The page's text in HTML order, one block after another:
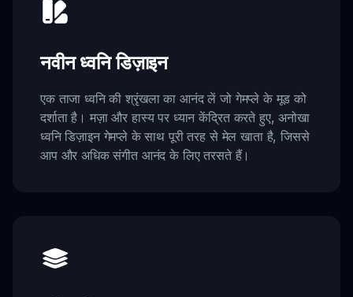
नवीन ध्वनि डिज़ाइन
एक ताजा ध्वनि की श्रृंखला का आनंद लें जो गेमप्ले के मूड को
दर्शाता है। मज़ा और हास्य पर ध्यान केंद्रित करते हुए, अनोखा
ध्वनि डिज़ाइन गेमप्ले के साथ पूरी तरह से मेल खाता है, जिससे
आप और अधिक संगीत आनंद के लिए तरसते हैं।